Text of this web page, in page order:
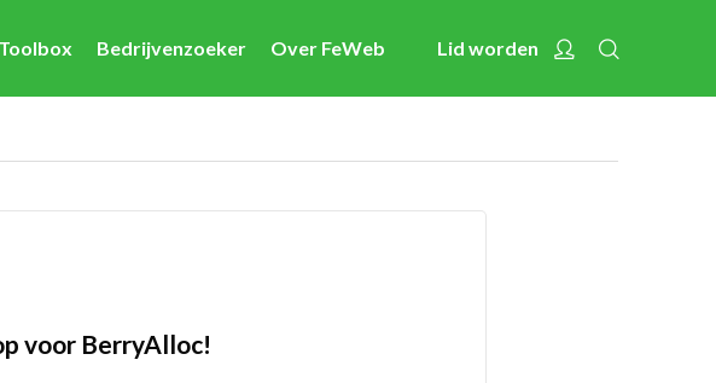
Toolbox Bedrijvenzoeker Over FeWeb Lid worden Account
voor BerryAlloc!
Nieuws